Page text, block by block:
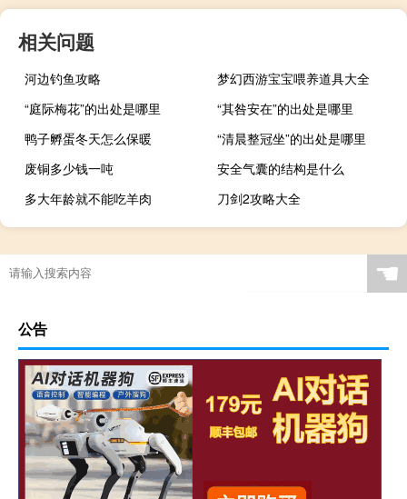
相关问题
河边钓鱼攻略
梦幻西游宝宝喂养道具大全
“庭际梅花”的出处是哪里
“其咎安在”的出处是哪里
鸭子孵蛋冬天怎么保暖
“清晨整冠坐”的出处是哪里
废铜多少钱一吨
安全气囊的结构是什么
多大年龄就不能吃羊肉
刀剑2攻略大全
☚
公告